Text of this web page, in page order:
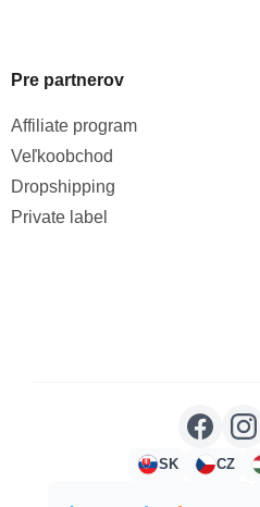
Pre partnerov
Affiliate program
Veľkoobchod
Dropshipping
Private label
SK CZ